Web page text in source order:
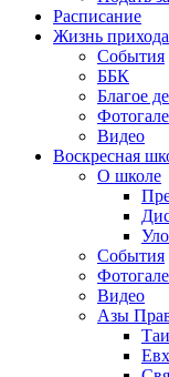
Расписание
Жизнь прихода
События
ББК
Благое
Видео
Воскресная
О школе
События
Видео
Азы